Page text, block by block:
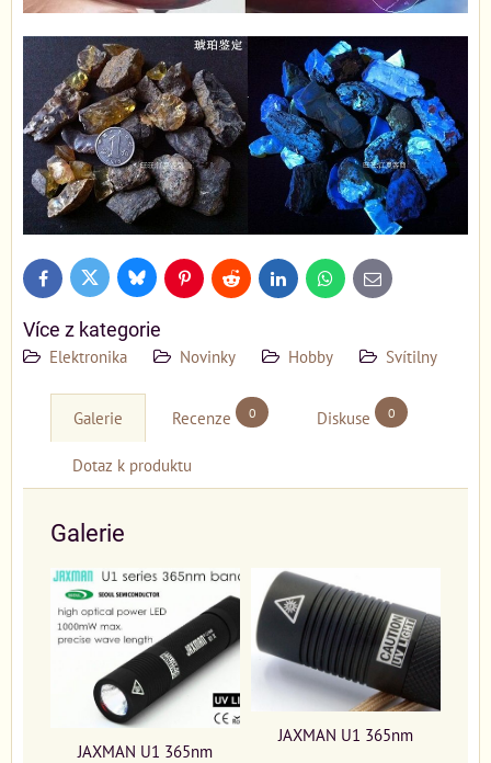
FacebookTwitter BlueskyPinterestReddit LinkedInWhatsApp
E-
mail
Více z kategorie
Elektronika Novinky Hobby Svítilny
Galerie Recenze 0 Diskuse 0
Dotaz k produktu
Galerie
JAXMAN U1 365nm
JAXMAN U1 365nm